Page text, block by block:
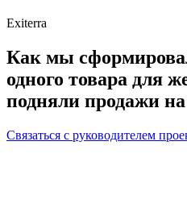
Exiterra
Как мы
одного товара для
подняли продажи
Связаться с руководителем